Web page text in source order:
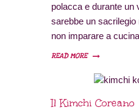
Cibo Dal Mondo
Viaggia Con Noi
News & Tips
Chi Siamo
polacca e durante un
sarebbe un sacrilegio
non imparare a
mangiare i pierogi più
oltre: abbiamo deciso
READ MORE
Il Kimchi Coreano